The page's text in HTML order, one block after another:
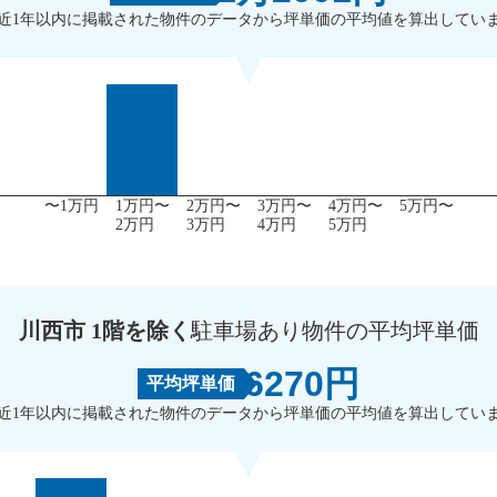
1年以内に掲載された物件のデータから坪単価の平均値を算出していま
〜1万円
1万円〜
2万円
2万円〜
3万円
3万円〜
4万円
4万円〜
5万円
5万円〜
川西市 1階を除く 駐車場あり物件の平均坪単価
平均坪単価 6270円
1年以内に掲載された物件のデータから坪単価の平均値を算出していま